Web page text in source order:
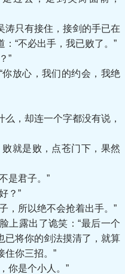
只有接住，接剑的手已在
“不必出手，我已败了。”
”
放心，我们的约会，我绝
，却连一个字都没有说，
就是败，点苍门下，果然
是君子。”
？”
所以绝不会抢着出手。”
露出了诡笑：“最后一个
已将你的剑法摸清了，就算
住你三招。”
是个小人。”